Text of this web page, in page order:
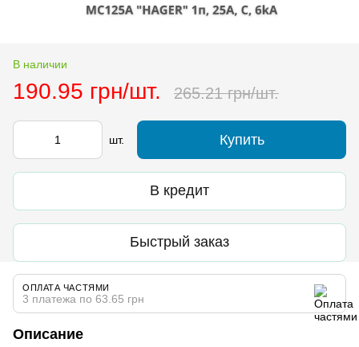
В наличии
190.95 грн/шт. 265.21 грн/шт.
шт. Купить
В кредит
Быстрый заказ
ОПЛАТА ЧАСТЯМИ
3 платежа по 63.65 грн
Описание